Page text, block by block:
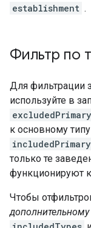
establishment .
Фильтр по
Для фильтрации
используйте в
к основному
только те
функционируют
Чтобы
дополнительному